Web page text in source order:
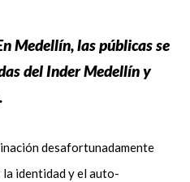
Medellín, las públicas se
del Inder Medellín y
desafortunadamente
identidad y el auto-